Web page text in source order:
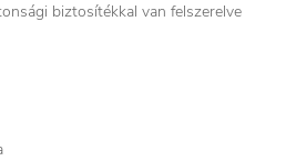
biztosítékkal van felszerelve